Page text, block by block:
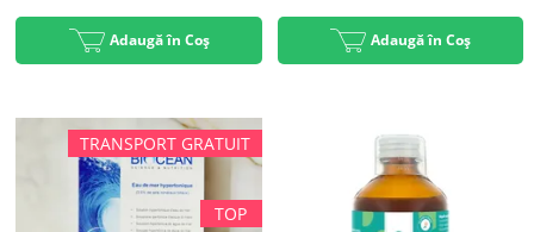
Adaugă în Coș Adaugă în Coș